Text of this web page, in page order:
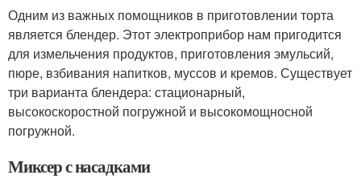
Одним из важных помощников в приготовлении торта
является блендер. Этот электроприбор нам пригодится
для измельчения продуктов, приготовления эмульсий,
пюре, взбивания напитков, муссов и кремов. Существует
три варианта блендера: стационарный,
высокоскоростной погружной и высокомощносной
погружной.
Миксер с насадками